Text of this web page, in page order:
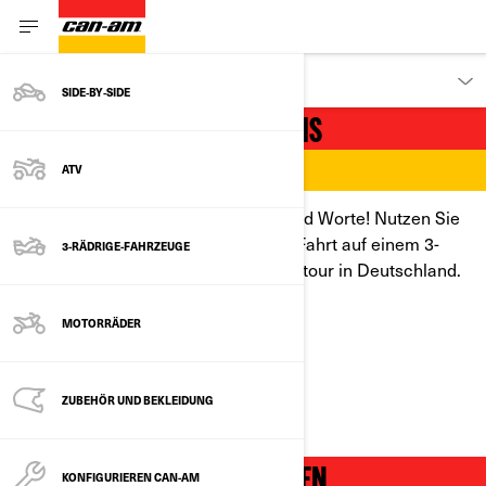
SIDE‑BY‑SIDE
ATV
3-RÄDRIGE-FAHRZEUGE
MOTORRÄDER
ZUBEHÖR UND BEKLEIDUNG
KONFIGURIEREN CAN-AM
EIN EINZIGARTIGES ERLEBNIS
Eine Probefahrt sagt mehr als tausend Worte! Nutzen Sie
die Gelegenheit und erleben Sie die Fahrt auf einem 3-
Rad-Fahrzeug auf der Can-Am Demotour in Deutschland.
BUCHEN SIE IHRE PROBEFAHRT